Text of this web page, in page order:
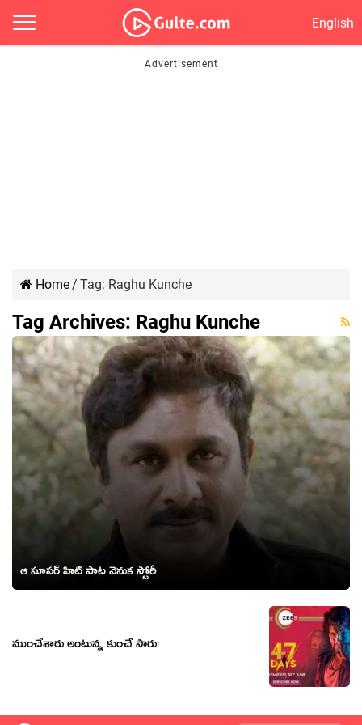
English
Home/ Tag: Raghu Kunche
Tag Archives: Raghu Kunche
ఆ సూపర్ హిట్ పాట వెనుక స్టోరీ
ముంచేశారు అంటున్న కుంచే సారు!